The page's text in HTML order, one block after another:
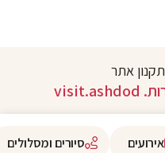
תקנון אתר
אירועים סיורים ומסלולים